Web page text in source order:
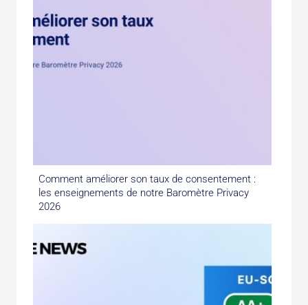
Comment améliorer son taux de consentement :
les enseignements de notre Baromètre Privacy
2026